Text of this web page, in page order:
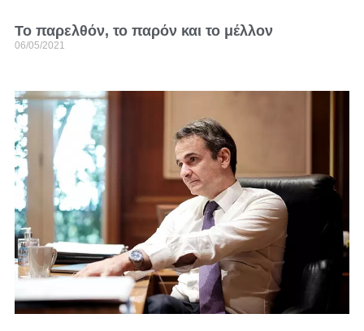
Το παρελθόν, το παρόν και το μέλλον
06/05/2021